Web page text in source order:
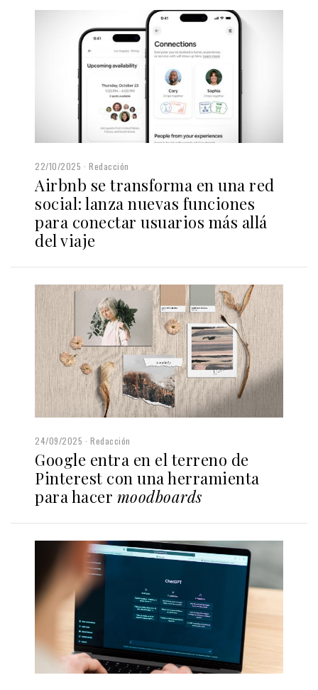
22/10/2025 Redacción
Airbnb se transforma en una red
social: lanza nuevas funciones
para conectar usuarios más allá
del viaje
24/09/2025 Redacción
Google entra en el terreno de
Pinterest con una herramienta
para hacer moodboards